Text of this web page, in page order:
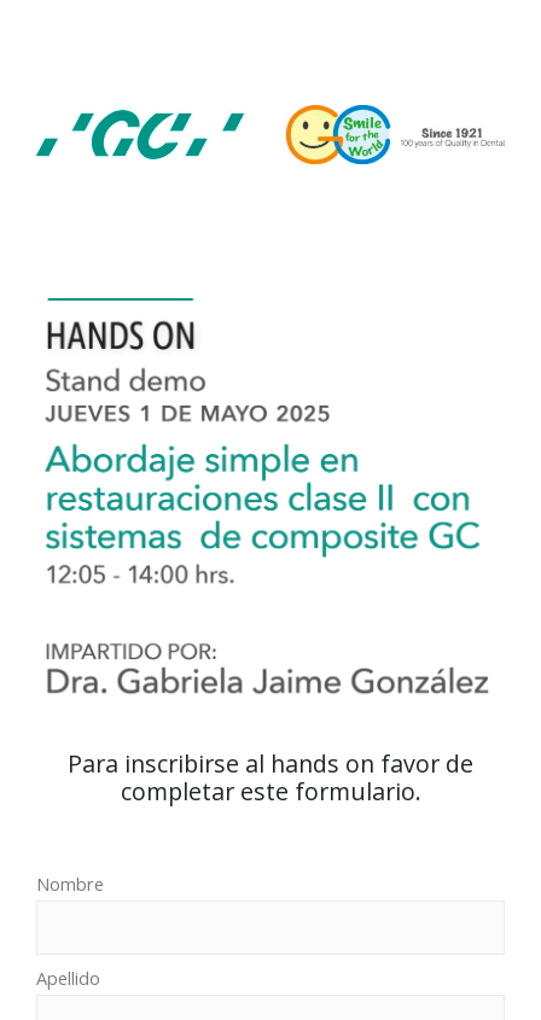
Para inscribirse al hands on favor de
completar este formulario.
Nombre
Apellido